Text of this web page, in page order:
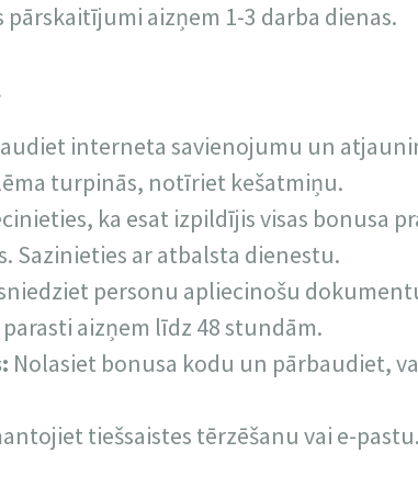
aizņem 1-3 darba dienas.
interneta savienojumu un
turpinās, notīriet kešatmiņu.
ka esat izpildījis visas bonusa
Sazinieties ar atbalsta dienestu.
personu apliecinošu
aizņem līdz 48 stundām.
Nolasiet bonusa kodu un pārbaudiet,
tiešsaistes tērzēšanu vai e-